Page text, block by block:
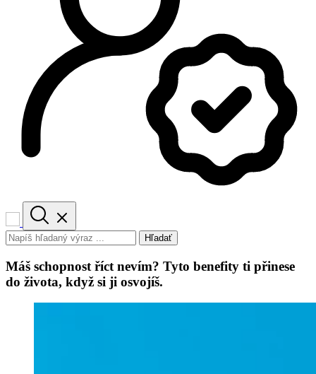
Hľadať
Máš schopnost říct nevím? Tyto benefity ti přinese
do života, když si ji osvojíš.